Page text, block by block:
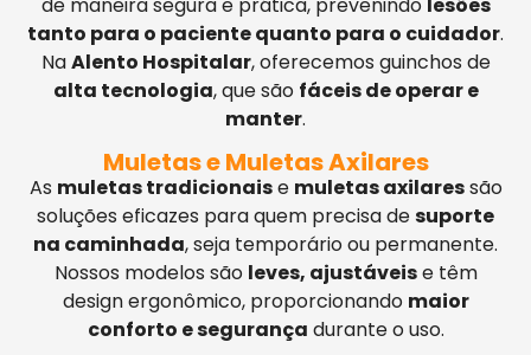
tanto para o paciente quanto para o cuidador.
NaAlento Hospitalar, oferecemos guinchos de
alta tecnologia, que são fáceis de operar e
manter.
Muletas e Muletas Axilares
As muletas tradicionaise muletas axilaressão
soluções eficazes para quem precisa desuporte
na caminhada, seja temporário ou permanente.
Nossos modelos são leves, ajustáveise têm
design ergonômico, proporcionando maior
conforto e segurança durante o uso.